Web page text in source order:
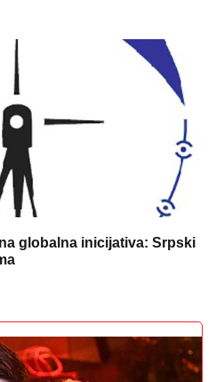
globalna inicijativa: Srpski